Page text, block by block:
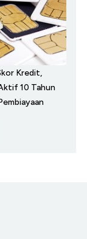
Kredit,
10 Tahun